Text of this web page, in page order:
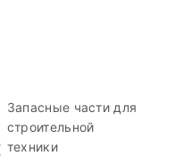
Запасные части для
строительной
техники